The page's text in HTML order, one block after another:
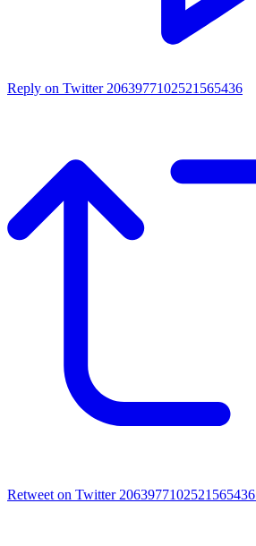
Reply on Twitter 2063977102521565436
Retweet on Twitter 2063977102521565436